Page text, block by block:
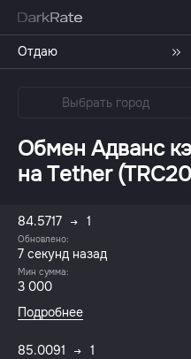
Отдаю
Выбрать город
Обмен Адванс
на Tether
84.5717 1
Обновлено:
8 секунд назад
Мин сумма:
3 000
Подробнее
85.0091 1